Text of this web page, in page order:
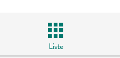
Liste